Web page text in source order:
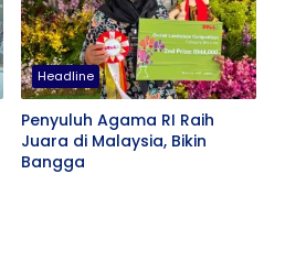
Headline
Penyuluh Agama RI Raih
Juara di Malaysia, Bikin
Bangga